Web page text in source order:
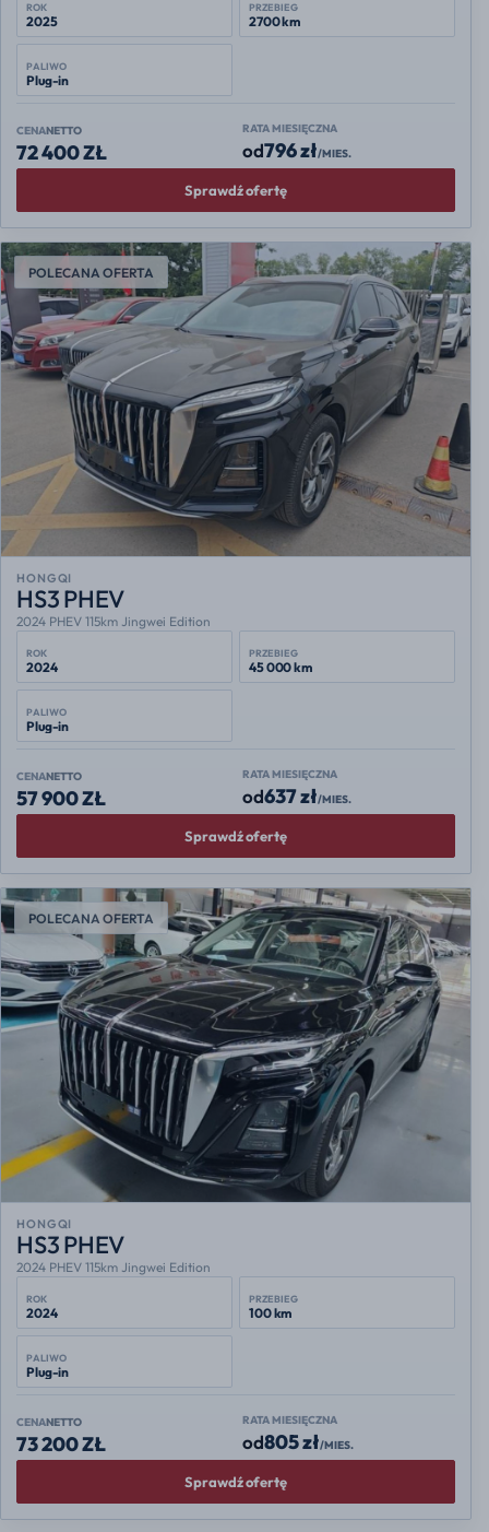
ROK
2025
PRZEBIEG
2700 km
PALIWO
Plug-in
CENANETTO
72 400 ZŁ
RATA MIESIĘCZNA
od796 zł/MIES.
Sprawdź ofertę
POLECANA OFERTA
HONGQI
HS3 PHEV
2024 PHEV 115km Jingwei Edition
ROK
2024
PRZEBIEG
45 000 km
PALIWO
Plug-in
CENANETTO
57 900 ZŁ
RATA MIESIĘCZNA
od637 zł/MIES.
Sprawdź ofertę
POLECANA OFERTA
HONGQI
HS3 PHEV
2024 PHEV 115km Jingwei Edition
ROK
2024
PRZEBIEG
100 km
PALIWO
Plug-in
CENANETTO
73 200 ZŁ
RATA MIESIĘCZNA
od805 zł/MIES.
Sprawdź ofertę